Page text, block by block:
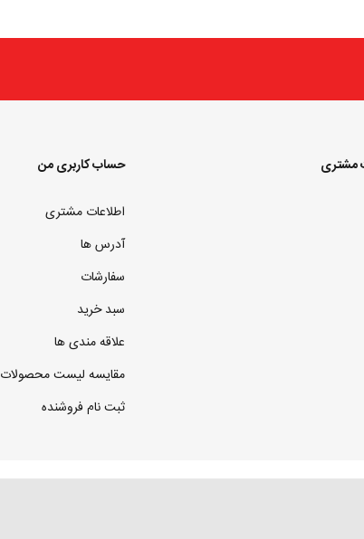
مشتری حساب کاربری من
اطلاعات مشتری
آدرس ها
سفارشات
سبد خرید
علاقه مندی ها
مقایسه لیست محصولات
ثبت نام فروشنده